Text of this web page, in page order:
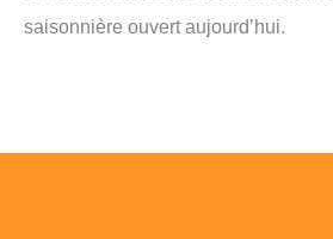
saisonnière ouvert aujourd’hui.